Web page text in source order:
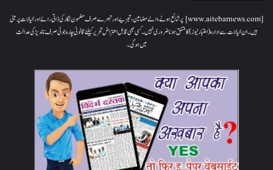
[www.aitebarnews.com] پر شائع ہونے والے مضامین، تجزیے اور تبصرے صرف مضمون نگار کی ذاتی رائے اور خیالات پر مبنی
ہیں۔ ان خیالات سے ادارہ (اعتبار نیوز) کا متفق ہونا ضروری نہیں۔ کسی بھی قابل اعتراض تحریر کیلئے قانونی چارہ جوئی صرف ناندیڑ کی عدالت
میں ہوگی۔